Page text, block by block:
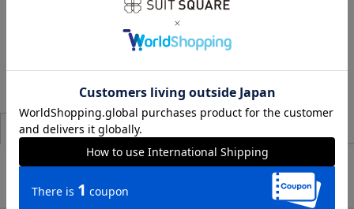
この商品を使ったコーディネート
商品説明・サイズ 商品詳細